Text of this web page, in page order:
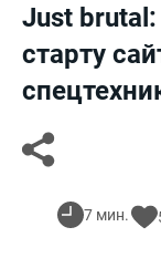
Just brutal:
старту
7 мин.